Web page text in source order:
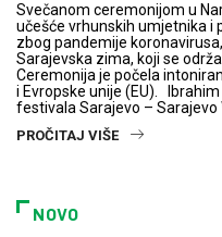
Svečanom ceremonijom u
učešće vrhunskih umjetnika i
zbog pandemije
Sarajevska zima, koji se
Ceremonija je počela
i Evropske unije (EU).
festivala Sarajevo – Sarajevo
PROČITAJ VIŠE
NOVO